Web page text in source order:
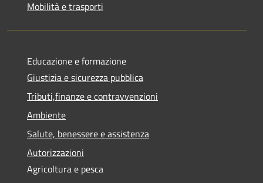
Mobilità e trasporti
Educazione e formazione
Giustizia e sicurezza pubblica
Tributi,finanze e contravvenzioni
Ambiente
Salute, benessere e assistenza
Autorizzazioni
Agricoltura e pesca